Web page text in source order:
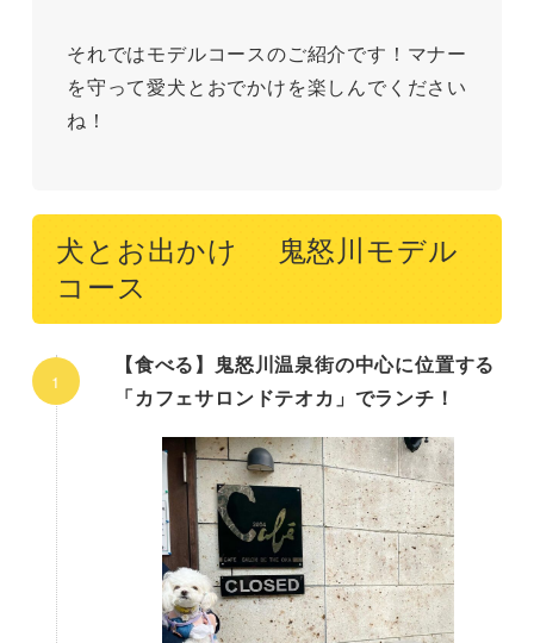
それではモデルコースのご紹介です！マナー
を守って愛犬とおでかけを楽しんでください
ね！
犬とお出かけ 鬼怒川モデル
コース
【食べる】鬼怒川温泉街の中心に位置する
「カフェサロンドテオカ」でランチ！